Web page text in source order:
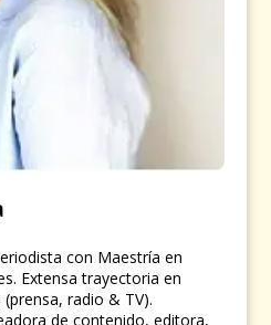
con Maestría en
Extensa trayectoria en
radio & TV).
de contenido, editora,